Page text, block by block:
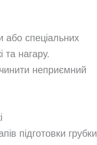
або спеціальних
та нагару.
неприємний
підготовки грубки